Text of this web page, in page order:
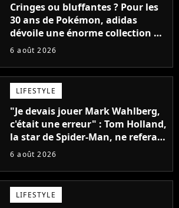
Cringes ou bluffantes ? Pour les
30 ans de Pokémon, adidas
dévoile une énorme collection de
sneakers et je ne sais pas quoi en
6 août 2026
LIFESTYLE
"Je devais jouer Mark Wahlberg,
c'était une erreur" : Tom Holland,
la star de Spider-Man, ne referait
pas ce blockbuster
6 août 2026
LIFESTYLE